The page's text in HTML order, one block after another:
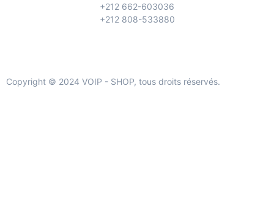
+212 662-603036
+212 808-533880
Copyright © 2024 VOIP - SHOP, tous droits réservés.